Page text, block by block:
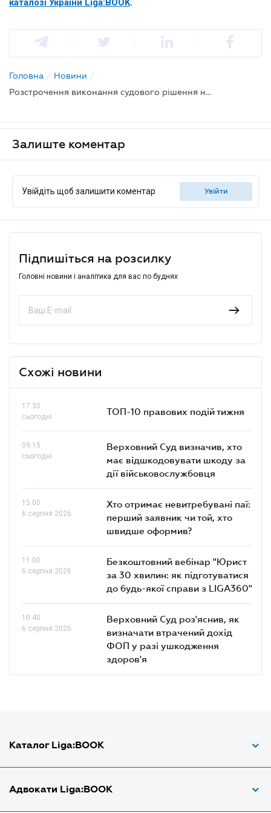
каталозі України Liga:BOOK.
Головна / Новини /
Розстрочення виконання судового рішення не припиняє договірного зобов`язання - ВП
Залиште коментар
Увійдіть щоб залишити коментар увійти
Підпишіться на розсилку
Головні новини і аналітика для вас по буднях
Схожі новини
17.30
сьогодні
ТОП-10 правових подій тижня
09.15
сьогодні
Верховний Суд визначив, хто
має відшкодовувати шкоду за
дії військовослужбовця
15.00
6 серпня 2026
Хто отримає невитребувані паї:
перший заявник чи той, хто
швидше оформив?
11.00
6 серпня 2026
Безкоштовний вебінар "Юрист
за 30 хвилин: як підготуватися
до будь-якої справи з LIGA360"
10.40
6 серпня 2026
Верховний Суд роз'яснив, як
визначати втрачений дохід
ФОП у разі ушкодження
здоров'я
Каталог Liga:BOOK
Адвокат по ДТП
Адвокати Liga:BOOK